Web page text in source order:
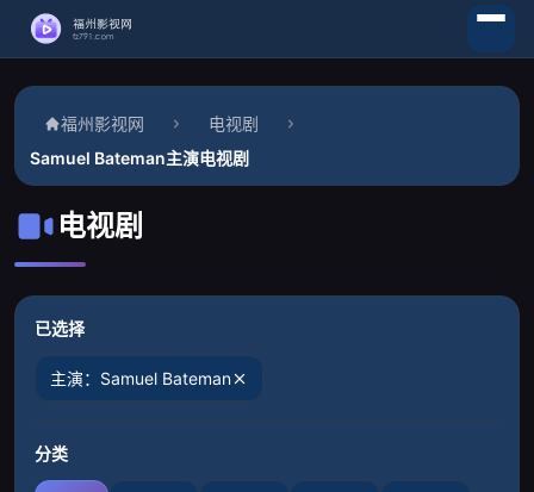
福州影视网
电视剧
Samuel Bateman主演电视剧
电视剧
已选择
主演：Samuel Bateman
分类